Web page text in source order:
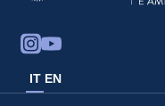
IT EN